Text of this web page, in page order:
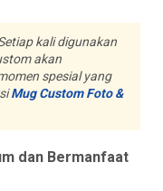
kali digunakan
akan
spesial yang
Mug Custom Foto &
dan Bermanfaat